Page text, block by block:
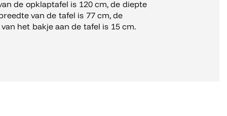
de opklaptafel is 120 cm, de diepte
van de tafel is 77 cm, de
het bakje aan de tafel is 15 cm.